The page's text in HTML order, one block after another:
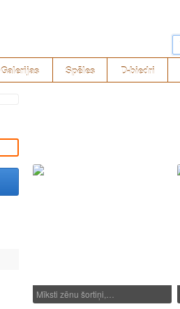
Galerijas Spēles D-biedri
Mīksti zēnu šortiņi,…